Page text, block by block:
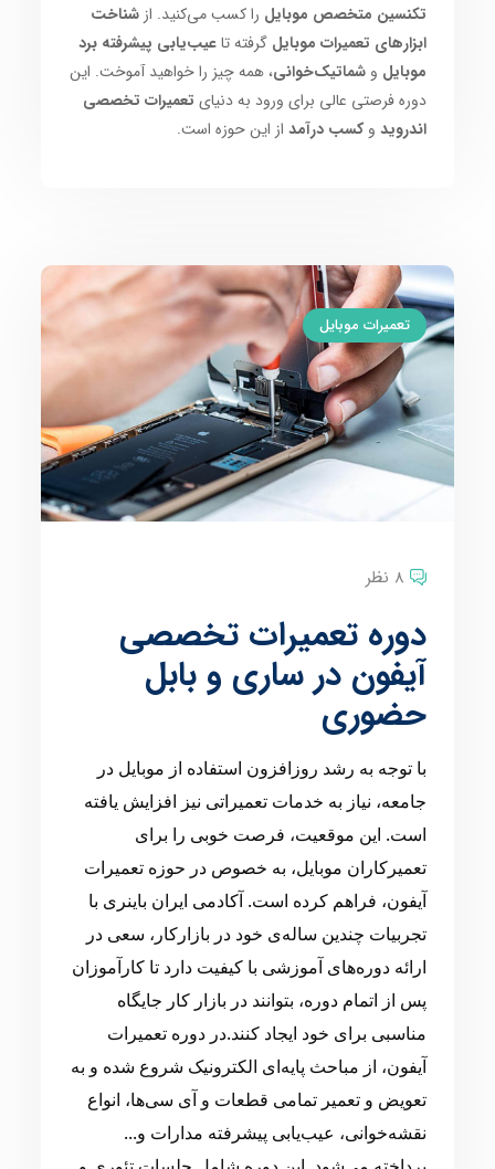
تکنسین متخصص موبایل را کسب می‌کنید. ازشناخت
ابزارهای تعمیرات موبایل گرفته تاعیب‌یابی پیشرفته برد
موبایل وشماتیک‌خوانی، همه چیز را خواهید آموخت. این
دوره فرصتی عالی برای ورود به دنیای تعمیرات تخصصی
اندروید وکسب درآمد از این حوزه است.
تعمیرات موبایل
8 نظر
دوره تعمیرات تخصصی
آیفون در ساری و بابل
حضوری
با توجه به رشد روزافزون استفاده از موبایل در
جامعه، نیاز به خدمات تعمیراتی نیز افزایش یافته
است. این موقعیت، فرصت خوبی را برای
تعمیرکاران موبایل، به خصوص در حوزه تعمیرات
آیفون، فراهم کرده است. آکادمی ایران باینری با
تجربیات چندین ساله‌ی خود در بازارکار، سعی در
ارائه دوره‌های آموزشی با کیفیت دارد تا کارآموزان
پس از اتمام دوره، بتوانند در بازار کار جایگاه
مناسبی برای خود ایجاد کنند.در دوره تعمیرات
آیفون، از مباحث پایه‌ای الکترونیک شروع شده و به
تعویض و تعمیر تمامی قطعات و آی سی‌ها، انواع
نقشه‌خوانی، عیب‌یابی پیشرفته مدارات و...